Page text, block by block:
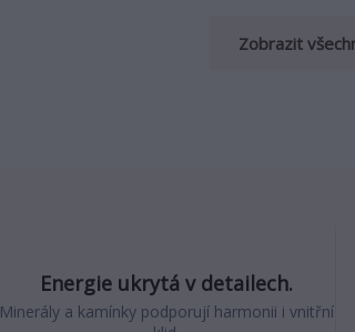
Zobrazit
Energie ukrytá v detailech.
Minerály a kamínky podporují harmonii i vnitřní